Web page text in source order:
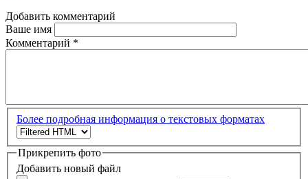
Добавить комментарий
Ваше имя
Комментарий *
Более подробная информация о текстовых форматах
Прикрепить фото
Добавить новый файл